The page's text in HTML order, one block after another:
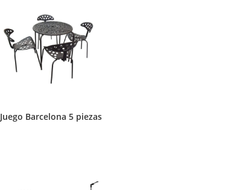
Juego Barcelona 5 piezas